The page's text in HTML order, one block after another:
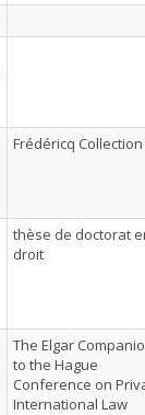
Frédéricq Collection
thèse de doctorat
droit
The Elgar
to the Hague
Conference on
International Law